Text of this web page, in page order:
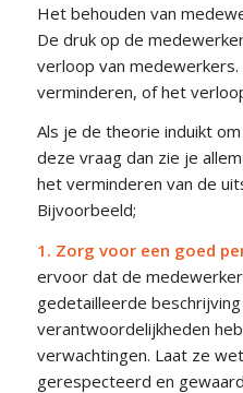
Het behouden van
De druk op de
verloop van
verminderen, of het
Als je de theorie induikt
deze vraag dan zie je
het verminderen van de
Bijvoorbeeld;
1. Zorg voor een goed
ervoor dat de
gedetailleerde beschrijving
verantwoordelijkheden
verwachtingen. Laat ze
gerespecteerd en